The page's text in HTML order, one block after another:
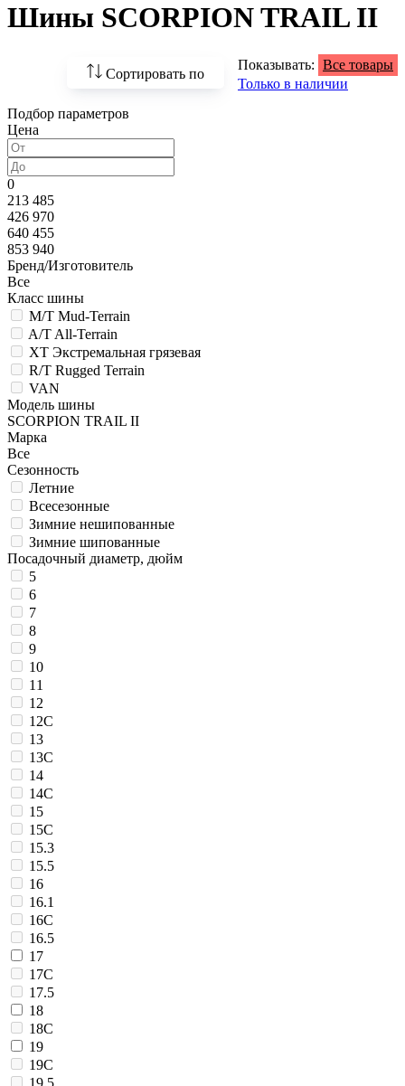
Шины SCORPION TRAIL II
Сортировать по
По возрастанию
По популярности
Показывать: Все товары
Только в наличии
Подбор параметров
Цена
0
213 485
426 970
640 455
853 940
Бренд/Изготовитель
Все
Класс шины
M/T Mud-Terrain
A/T All-Terrain
XT Экстремальная грязевая
R/T Rugged Terrain
VAN
Модель шины
SCORPION TRAIL II
Марка
Все
Сезонность
Летние
Всесезонные
Зимние нешипованные
Зимние шипованные
Посадочный диаметр, дюйм
5
6
7
8
9
10
11
12
12C
13
13C
14
14C
15
15C
15.3
15.5
16
16.1
16C
16.5
17
17C
17.5
18
18C
19
19C
19.5